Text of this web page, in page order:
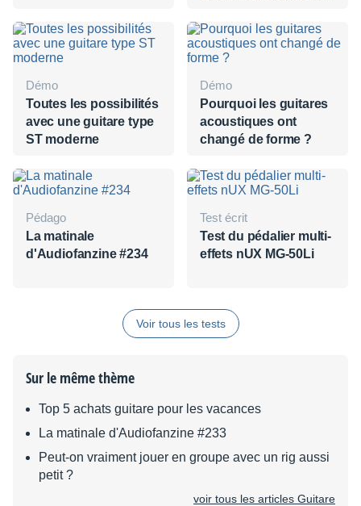
Démo
Toutes les possibilités
avec une guitare type
ST moderne
Démo
Pourquoi les guitares
acoustiques ont
changé de forme ?
Pédago
La matinale
d'Audiofanzine #234
Test écrit
Test du pédalier multi-
effets nUX MG-50Li
Voir tous les tests
Sur le même thème
Top 5 achats guitare pour les vacances
La matinale d'Audiofanzine #233
Peut-on vraiment jouer en groupe avec un rig aussi
petit ?
voir tous les articles Guitare